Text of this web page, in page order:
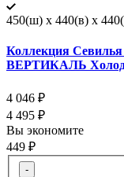
450(ш) x 440(в) x
Коллекция
ВЕРТИКАЛЬ
4 046 ₽
4 495 ₽
Вы экономите
449 ₽
-